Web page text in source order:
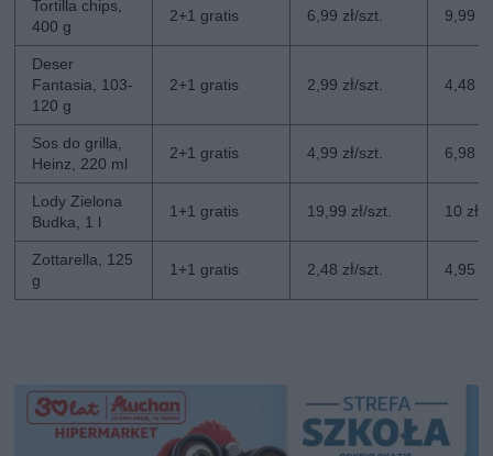
Tortilla chips,
400 g
2+1 gratis 6,99 zł/szt. 9,99
Deser
Fantasia, 103-
120 g
2+1 gratis 2,99 zł/szt. 4,48
Sos do grilla,
Heinz, 220 ml
2+1 gratis 4,99 zł/szt. 6,98
Lody Zielona
Budka, 1 l
1+1 gratis 19,99 zł/szt. 10 zł/
Zottarella, 125
g
1+1 gratis 2,48 zł/szt. 4,95